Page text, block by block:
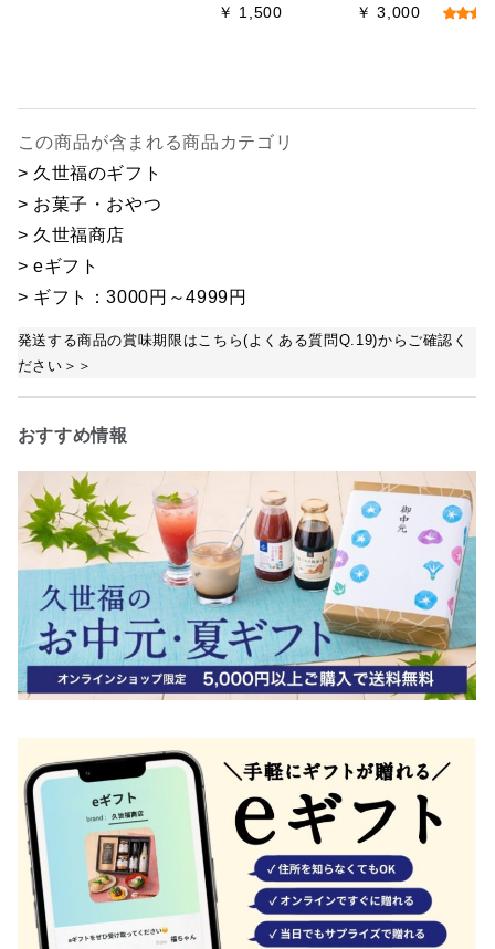
￥ 1,500 ￥ 3,000
この商品が含まれる商品カテゴリ
> 久世福のギフト
> お菓子・おやつ
> 久世福商店
> eギフト
> ギフト：3000円～4999円
発送する商品の賞味期限はこちら(よくある質問Q.19)からご確認く
ださい＞＞
おすすめ情報